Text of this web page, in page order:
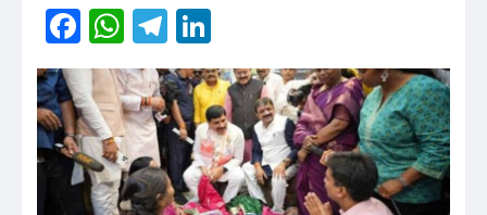
Facebook
WhatsApp
Telegram